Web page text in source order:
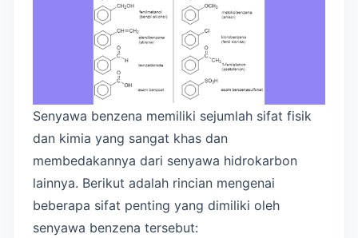
Senyawa benzena memiliki sejumlah sifat fisik
dan kimia yang sangat khas dan
membedakannya dari senyawa hidrokarbon
lainnya. Berikut adalah rincian mengenai
beberapa sifat penting yang dimiliki oleh
senyawa benzena tersebut: